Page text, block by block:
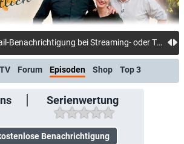
kostenlose E-Mail-Benachrichtigung bei Streaming- oder TV-Start
Forum Episoden Shop Top 3
Serienwertung